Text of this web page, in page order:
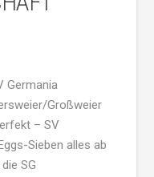
Germania
Großweier
– SV
Sieben alles ab
SG